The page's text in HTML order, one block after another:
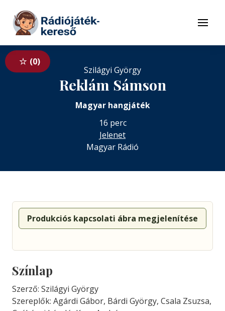
Tovább a tartalomhoz
Menü
0
Szilágyi György
Reklám Sámson
Magyar hangjáték
16 perc
Jelenet
Magyar Rádió
Produkciós kapcsolati ábra megjelenítése
Színlap
Szerző: Szilágyi György
Szereplők: Agárdi Gábor, Bárdi György, Csala Zsuzsa,